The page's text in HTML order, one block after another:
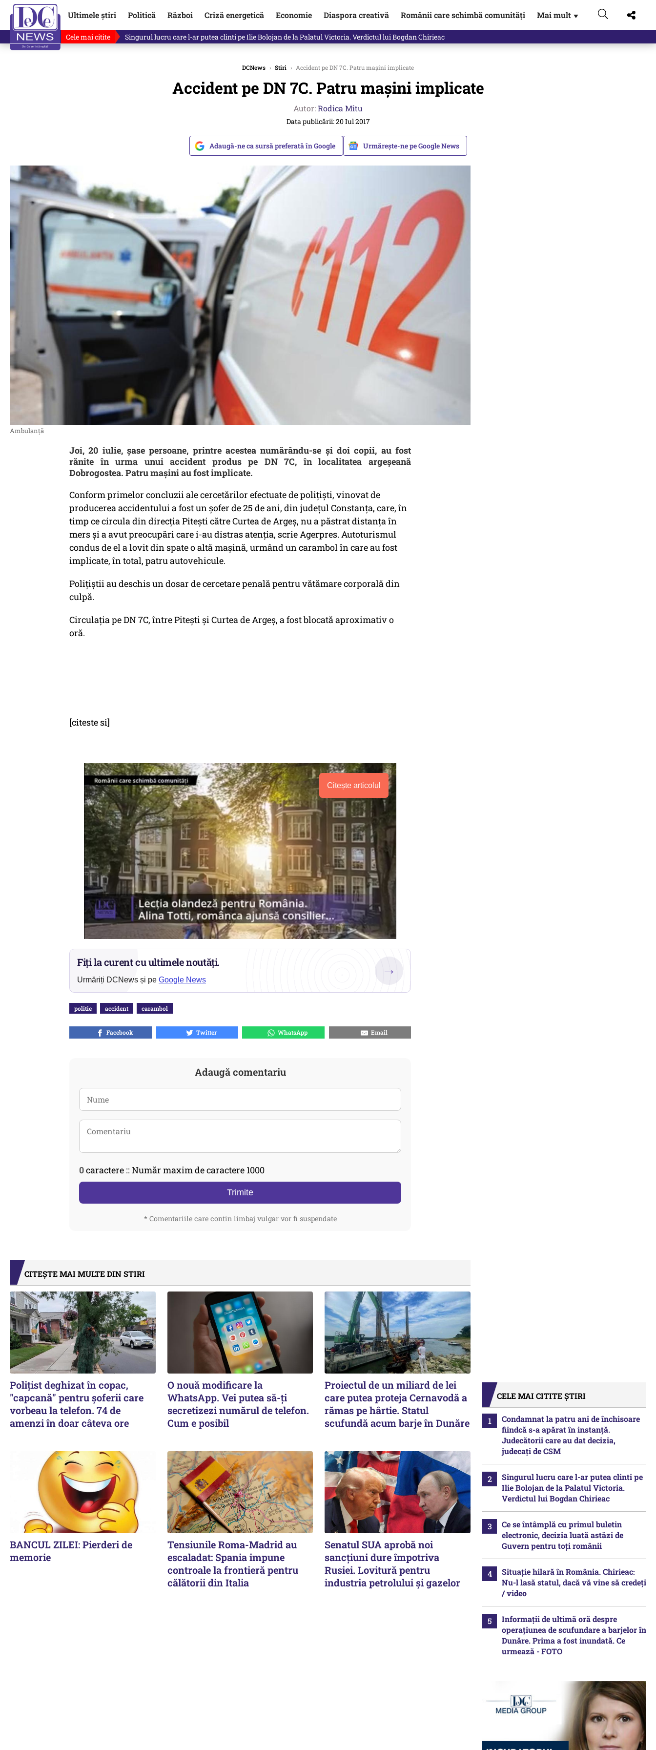
Ultimele știri Politică Război Criză energetică Economie Diaspora creativă Românii care schimbă comunități Mai mult ▼
Cele mai citite Singurul lucru care l-ar putea clinti pe Ilie Bolojan de la Palatul Victoria. Verdictul lui Bogdan Chirieac
DCNews › Stiri › Accident pe DN 7C. Patru maşini implicate
Accident pe DN 7C. Patru maşini implicate
Autor:Rodica Mitu
Data publicării: 20 Iul 2017
Adaugă-ne ca sursă preferată în Google Urmărește-ne pe Google News
Ambulanță
Joi, 20 iulie, şase persoane, printre acestea numărându-se şi doi copii, au fost
rănite în urma unui accident produs pe DN 7C, în localitatea argeşeană
Dobrogostea. Patru maşini au fost implicate.
Conform primelor concluzii ale cercetărilor efectuate de poliţişti, vinovat de
producerea accidentului a fost un şofer de 25 de ani, din judeţul Constanţa, care, în
timp ce circula din direcţia Piteşti către Curtea de Argeş, nu a păstrat distanţa în
mers şi a avut preocupări care i-au distras atenţia, scrie Agerpres. Autoturismul
condus de el a lovit din spate o altă maşină, urmând un carambol în care au fost
implicate, în total, patru autovehicule.
Poliţiştii au deschis un dosar de cercetare penală pentru vătămare corporală din
culpă.
Circulaţia pe DN 7C, între Piteşti şi Curtea de Argeş, a fost blocată aproximativ o
oră.
[citeste si]
Citește articolul
Fiți la curent cu ultimele noutăți.
Urmăriți DCNews și pe Google News
→
politie accident carambol
Facebook Twitter WhatsApp Email
Adaugă comentariu
0caractere :: Număr maxim de caractere 1000
Trimite
* Comentariile care contin limbaj vulgar vor fi suspendate
CITEȘTE MAI MULTE DIN STIRI
Polițist deghizat în copac,
"capcană" pentru șoferii care
vorbeau la telefon. 74 de
amenzi în doar câteva ore
O nouă modificare la
WhatsApp. Vei putea să-ți
secretizezi numărul de telefon.
Cum e posibil
Proiectul de un miliard de lei
care putea proteja Cernavodă a
rămas pe hârtie. Statul
scufundă acum barje în Dunăre
BANCUL ZILEI: Pierderi de
memorie
Tensiunile Roma-Madrid au
escaladat: Spania impune
controale la frontieră pentru
călătorii din Italia
Senatul SUA aprobă noi
sancțiuni dure împotriva
Rusiei. Lovitură pentru
industria petrolului și gazelor
CELE MAI CITITE ȘTIRI
Condamnat la patru ani de închisoare
fiindcă s-a apărat în instanță.
Judecătorii care au dat decizia,
judecați de CSM
Singurul lucru care l-ar putea clinti pe
Ilie Bolojan de la Palatul Victoria.
Verdictul lui Bogdan Chirieac
Ce se întâmplă cu primul buletin
electronic, decizia luată astăzi de
Guvern pentru toți românii
Situație hilară în România. Chirieac:
Nu-l lasă statul, dacă vă vine să credeți
/ video
Informații de ultimă oră despre
operațiunea de scufundare a barjelor în
Dunăre. Prima a fost inundată. Ce
urmează - FOTO